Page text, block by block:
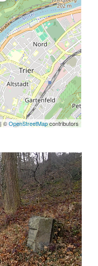
| ©OpenStreetMapcontributors